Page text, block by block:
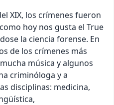
XIX, los crímenes fueron
hoy nos gusta el True
la ciencia forense. En
de los crímenes más
música y algunos
criminóloga y a
disciplinas: medicina,
Cancel